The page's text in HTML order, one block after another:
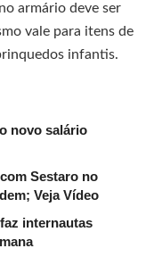
armário deve ser
vale para itens de
infantis.
novo salário
Sestaro no
Veja Vídeo
internautas